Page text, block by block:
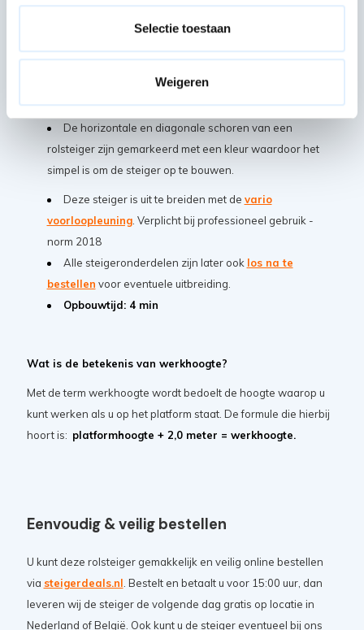
Selectie toestaan
Weigeren
waardoor het opbouwen van de rolsteiger een fluitje van
een cent is en verplaatsen van materiaal niet zwaar
belastend is voor de gene die opbouwt.
De horizontale en diagonale schoren van een
rolsteiger zijn gemarkeerd met een kleur waardoor het
simpel is om de steiger op te bouwen.
Deze steiger is uit te breiden met de vario
voorloopleuning. Verplicht bij professioneel gebruik -
norm 2018
Alle steigeronderdelen zijn later ook los na te
bestellen voor eventuele uitbreiding.
Opbouwtijd: 4 min
Wat is de betekenis van werkhoogte?
Met de term werkhoogte wordt bedoelt de hoogte waarop u
kunt werken als u op het platform staat. De formule die hierbij
hoort is: platformhoogte + 2,0 meter = werkhoogte.
Eenvoudig & veilig bestellen
U kunt deze rolsteiger gemakkelijk en veilig online bestellen
via steigerdeals.nl . Bestelt en betaalt u voor 15:00 uur, dan
leveren wij de steiger de volgende dag gratis op locatie in
Nederland of België. Ook kunt u de steiger eventueel bij ons